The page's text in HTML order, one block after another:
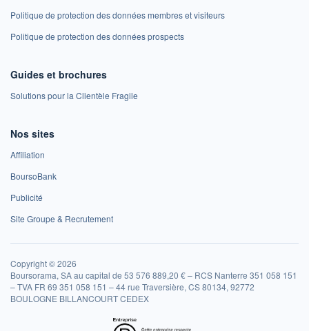
Politique de protection des données membres et visiteurs
Politique de protection des données prospects
Guides et brochures
Solutions pour la Clientèle Fragile
Nos sites
Affiliation
BoursoBank
Publicité
Site Groupe & Recrutement
Copyright © 2026
Boursorama, SA au capital de 53 576 889,20 € – RCS Nanterre 351 058 151
– TVA FR 69 351 058 151 – 44 rue Traversière, CS 80134, 92772
BOULOGNE BILLANCOURT CEDEX